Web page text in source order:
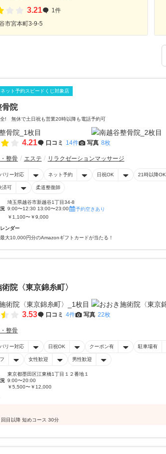
3.21
1件
市宮本町3-9-5
ネット予約スピードくじ対象店
骨院
! 無休で土日祝も営業20時以降も電話予約可
4.21 口コミ 14件 写真 8枚
整骨 エステ リラクゼーションマッサージ
リー対応 ネット予約 日祝OK 21時以降OK
済可 柔道整復師
埼玉県越谷市新越谷1丁目34-8
9:00〜12:30 13:00〜23:00
予約空きあり
￥1,100〜￥9,000
ンダー
大10,000円分のAmazonギフトカードが当たる！
院〈東京錦糸町〉
3.53 口コミ 4件 写真 22枚
整骨
リー対応 日祝OK クーポン有 駐車場有
女性歓迎 男性歓迎
東京都墨田区江東橋1丁目１２番地１
9:00〜20:00
￥5,500〜￥12,000
目以降 短めコース 30分